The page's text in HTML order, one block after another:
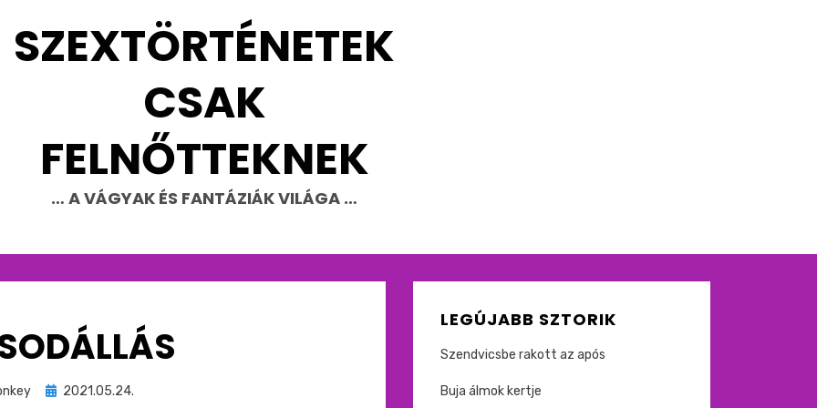
SZEXTÖRTÉNETEK
CSAK
FELNŐTTEKNEK
… A VÁGYAK ÉS FANTÁZIÁK VILÁGA …
Beküldve
2021.05.24.
LEGÚJABB SZTORIK
Szendvicsbe rakott az após
Buja álmok kertje